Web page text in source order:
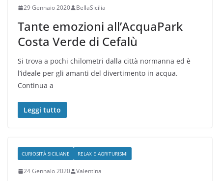
29 Gennaio 2020 BellaSicilia
Tante emozioni all’AcquaPark
Costa Verde di Cefalù
Si trova a pochi chilometri dalla città normanna ed è
l’ideale per gli amanti del divertimento in acqua.
Continua a
Leggi tutto
CURIOSITÀ SICILIANE RELAX E AGRITURISMI
24 Gennaio 2020 Valentina